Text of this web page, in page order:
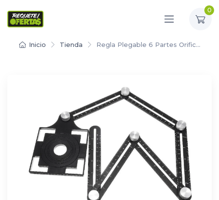
0
Inicio Tienda Regla Plegable 6 Partes Orific…